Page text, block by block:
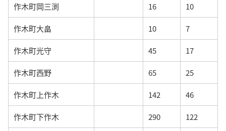
作木町岡三渕 16 10
作木町大畠 10 7
作木町光守 45 17
作木町西野 65 25
作木町上作木 142 46
作木町下作木 290 122